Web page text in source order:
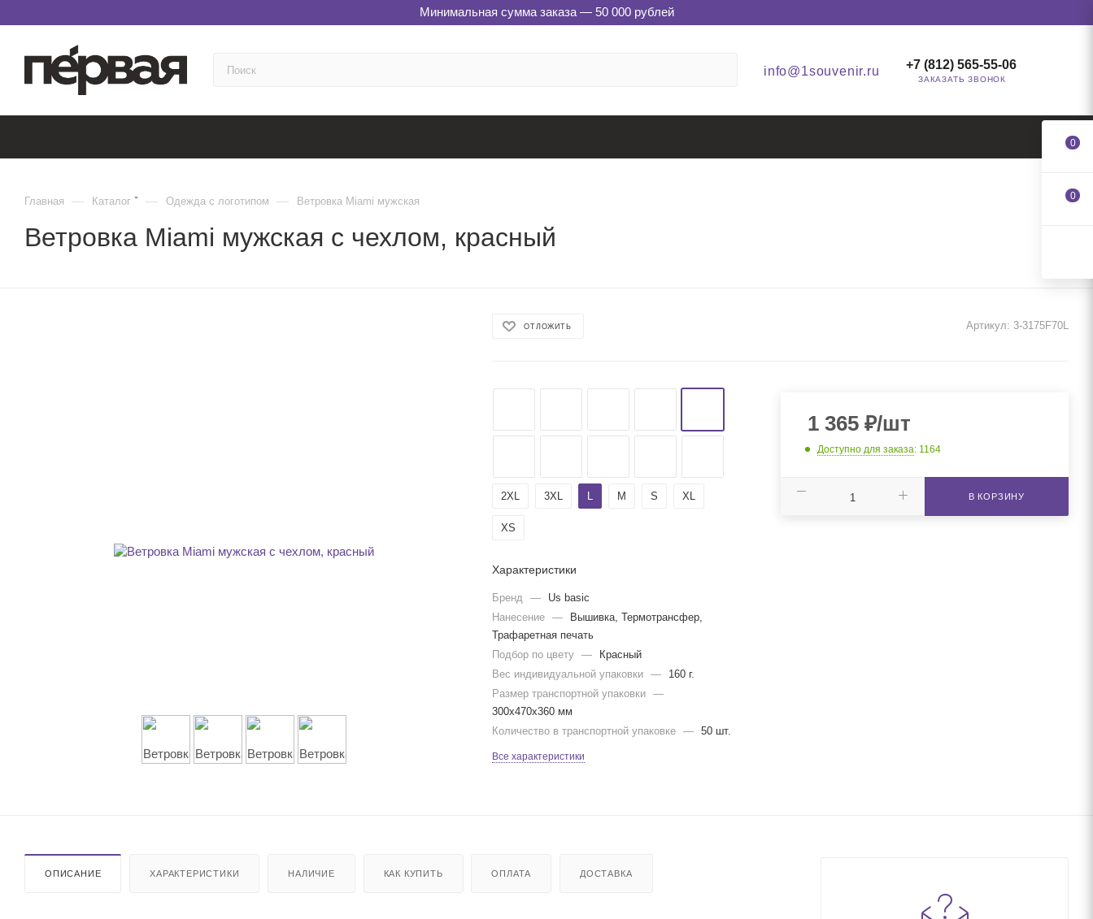
Минимальная сумма заказа — 50 000 рублей
info@1souvenir.ru +7 (812) 565-55-06
ЗАКАЗАТЬ ЗВОНОК
Главная — Каталог — Одежда с логотипом — Ветровка Miami мужская
Ветровка Miami мужская с чехлом, красный
ОТЛОЖИТЬ Артикул: 3-3175F70L
2XL 3XL L M S XL
XS
Характеристики
Бренд —
Us basic
Нанесение
—
Вышивка, Термотрансфер,
Трафаретная печать
Подбор по цвету
—
Красный
Вес индивидуальной упаковки
—
160 г.
Размер транспортной упаковки
—
300x470x360 мм
Количество в транспортной упаковке
— 50 шт.
Все характеристики
1 365₽/шт
Доступно для заказа: 1164
В КОРЗИНУ
ОПИСАНИЕ ХАРАКТЕРИСТИКИ НАЛИЧИЕ КАК КУПИТЬ ОПЛАТА ДОСТАВКА
0
0